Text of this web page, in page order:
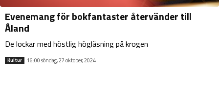
Evenemang för bokfantaster återvänder till
Åland
De lockar med höstlig högläsning på krogen
Kultur 16:00 söndag, 27 oktober, 2024